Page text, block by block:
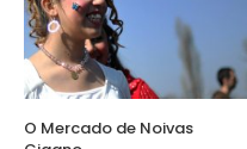
O Mercado de Noivas